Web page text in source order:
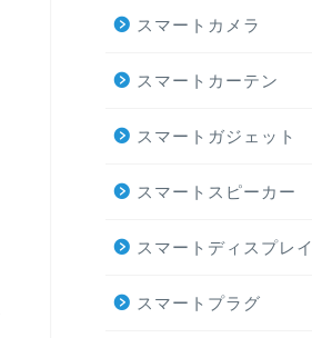
スマートカメラ
スマートカーテン
スマートガジェット
スマートスピーカー
スマートディスプレイ
スマートプラグ